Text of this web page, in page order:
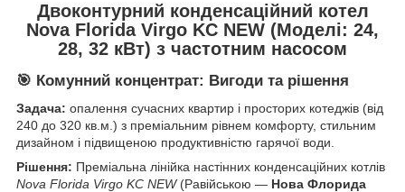
Двоконтурний конденсаційний котел
Nova Florida Virgo KC NEW (Моделі: 24,
28, 32 кВт) з частотним насосом
🎯 Комунний концентрат: Вигоди та рішення
Задача: опалення сучасних квартир і просторих котеджів (від
240 до 320 кв.м.) з преміальним рівнем комфорту, стильним
дизайном і підвищеною продуктивністю гарячої води.
Рішення: Преміальна лінійка настінних конденсаційних котлів
Nova Florida Virgo KC NEW(Равійською — Нова Флорида